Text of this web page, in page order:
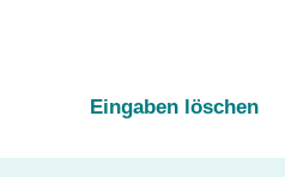
Eingaben löschen